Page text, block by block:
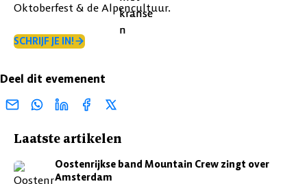
Oktoberfest & de Alpencultuur.
SCHRIJF JE IN!
Deel dit evemenent
Laatste artikelen
Oostenrijkse band Mountain Crew zingt over
Amsterdam